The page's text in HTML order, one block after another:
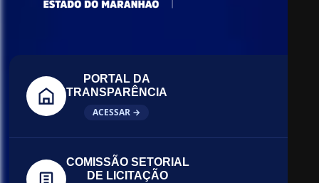
PORTAL DA
TRANSPARÊNCIA
ACESSAR →
COMISSÃO SETORIAL
DE LICITAÇÃO